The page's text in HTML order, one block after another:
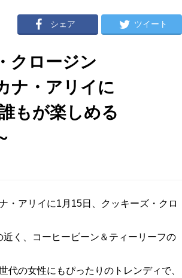
シェア ツイート
クロージン
ナ・アリイに
もが楽しめる
・アリイに1月15日、クッキーズ・クロ
く、コーヒービーン＆ティーリーフの
代の女性にもぴったりのトレンディで、